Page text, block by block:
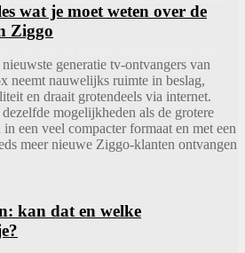
wat je moet weten over de
Ziggo
generatie tv-ontvangers van
neemt nauwelijks ruimte in beslag,
en draait grotendeels via internet.
mogelijkheden als de grotere
een veel compacter formaat en met een
meer nieuwe Ziggo-klanten ontvangen
kan dat en welke